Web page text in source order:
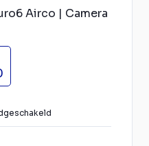
Airco | Camera